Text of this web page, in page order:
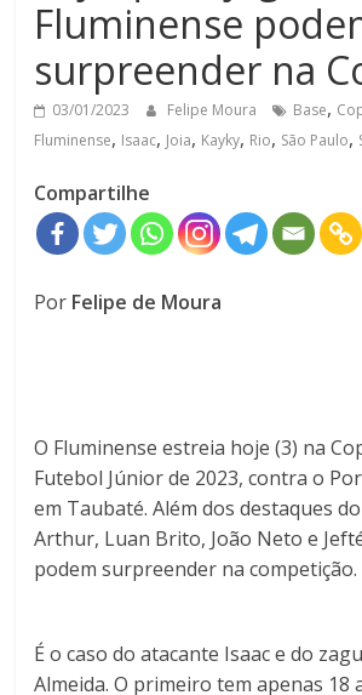
Fluminense
surpreender na
03/01/2023 Felipe Moura Base,
Fluminense, Isaac, Joia, Kayky, Rio, São Paulo,
Compartilhe
Por Felipe de Moura
O Fluminense estreia hoje (3) na
Futebol Júnior de 2023, contra o
em Taubaté. Além dos destaques
Arthur, Luan Brito, João Neto e
podem surpreender na competição.
É o caso do atacante Isaac e do
Almeida. O primeiro tem apenas 18